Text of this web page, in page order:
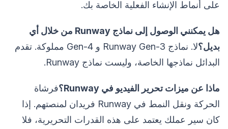
على أنماط الإنشاء الفعلية الخاصة بك.
هل يمكنني الوصول إلى نماذج Runway من خلال أي
بديل؟
لا. نماذج Runway Gen-3 و Gen-4 مملوكة. تقدم
البدائل نماذجها الخاصة، وليست نماذج Runway.
ماذا عن ميزات تحرير الفيديو في Runway؟
فرشاة
الحركة ونقل النمط في Runway فريدان لمنصتهم. إذا
كان سير عملك يعتمد على هذه القدرات التحريرية، فلا